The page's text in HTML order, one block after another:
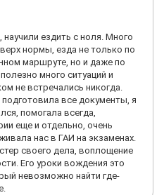
ездить с ноля. Много
нормы, езда не только по
маршруте, но и даже по
много ситуаций и
не встречались никогда.
все документы, я
помогала всегда,
еще и отдельно, очень
нас в ГАИ на экзаменах.
своего дела, воплощение
Его уроки вождения это
невозможно найти где-